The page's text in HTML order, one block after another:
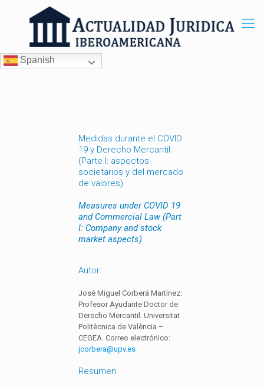
Spanish
Medidas durante el COVID
19 y Derecho Mercantil
(Parte I: aspectos
societarios y del mercado
de valores)
Measures under COVID 19
and Commercial Law (Part
I: Company and stock
market aspects)
Autor:
José Miguel Corberá Martínez:
Profesor Ayudante Doctor de
Derecho Mercantil. Universitat
Politècnica de València –
CEGEA. Correo electrónico:
jcorbera@upv.es
Resumen: